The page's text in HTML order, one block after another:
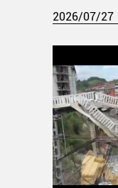
2026/07/27